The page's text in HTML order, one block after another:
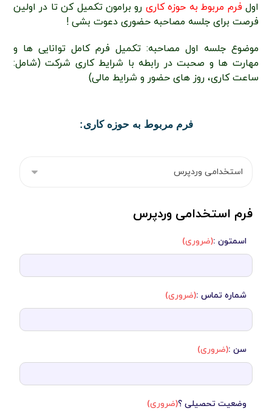
اول فرم مربوط به حوزه کاری رو برامون تکمیل کن تا در اولین
فرصت برای جلسه مصاحبه حضوری دعوت بشی !
موضوع جلسه اول مصاحبه: تکمیل فرم کامل توانایی ها و
مهارت ها و صحبت در رابطه با شرایط کاری شرکت (شامل:
ساعت کاری، روز های حضور و شرایط مالی)
فرم مربوط به حوزه کاری:
فرم استخدامی وردپرس
اسمتون :(ضروری)
شماره تماس :(ضروری)
سن :(ضروری)
وضعیت تحصیلی ؟(ضروری)